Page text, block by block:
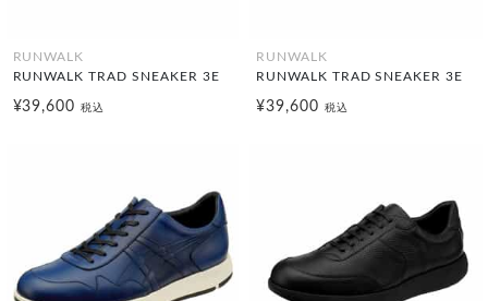
RUNWALK
RUNWALK TRAD SNEAKER 3E
¥39,600税込
RUNWALK
RUNWALK TRAD SNEAKER 3E
¥39,600 税込